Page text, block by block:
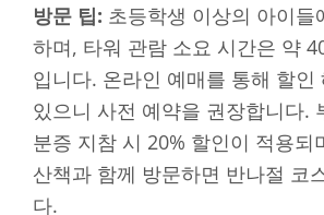
방문 팁: 초등학생 이상의 아이들
하며, 타워 관람 소요 시간은 약
입니다. 온라인 예매를 통해 할인
있으니 사전 예약을 권장합니다.
분증 지참 시 20% 할인이 적용되
산책과 함께 방문하면 반나절 코
다.